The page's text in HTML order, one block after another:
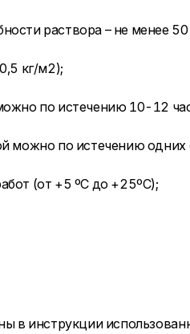
раствора – не менее
кг/м2);
по истечению 10-12
можно по истечению одних
(от +5 ºC до +25ºC);
в инструкции